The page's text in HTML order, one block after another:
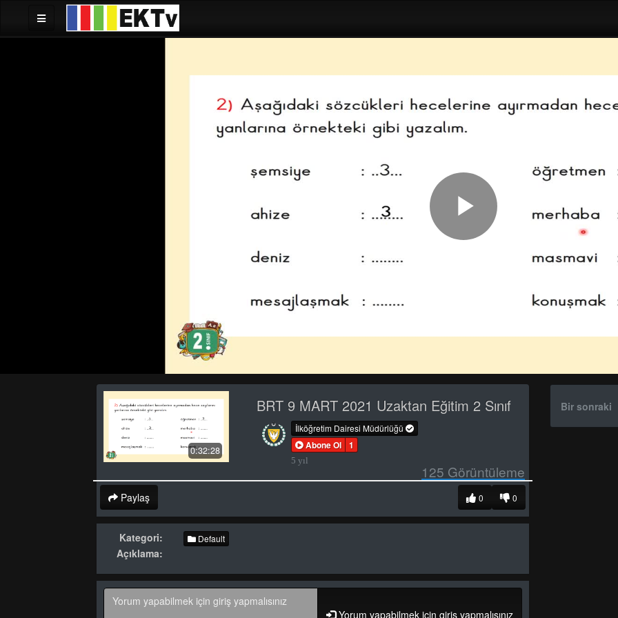
Play
Video
0:32:28
BRT 9 MART 2021 Uzaktan Eğitim 2 Sınıf
İlköğretim Dairesi Müdürlüğü
Abone Ol 1
5 yıl
125 Görüntüleme
Paylaş 0
0
Kategori: Default
Açıklama:
Yorum yapabilmek için giriş yapmalısınız
Bir sonraki